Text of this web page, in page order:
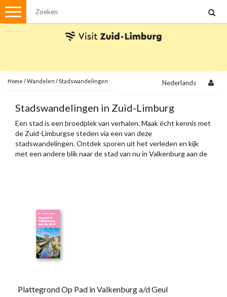
Menu
Met de auto
Visvergunningen
Brochures en kaarten
Plattegronden
Uit de streek
Ansichtkaarten
Home /Wandelen /Stadswandelingen Nederlands
Stadswandelingen in Zuid-Limburg
Een stad is een broedplek van verhalen. Maak écht kennis met
de Zuid-Limburgse steden via een van deze
stadswandelingen. Ontdek sporen uit het verleden en kijk
met een andere blik naar de stad van nu in Valkenburg aan de
Plattegrond Op Pad in Valkenburg a/d Geul